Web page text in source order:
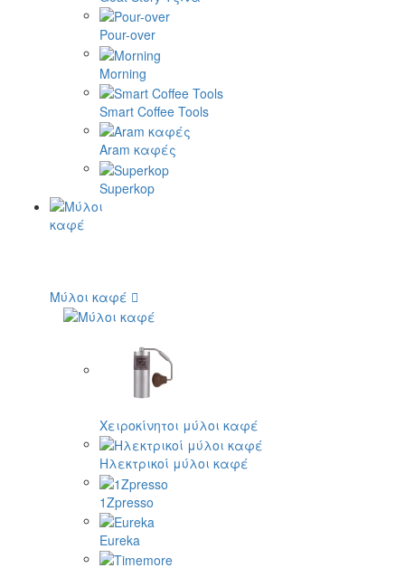
Pour-over
Morning
Smart Coffee Tools
Aram καφές
Superkop
Μύλοι καφέ
Χειροκίνητοι μύλοι καφέ
Ηλεκτρικοί μύλοι καφέ
1Zpresso
Eureka